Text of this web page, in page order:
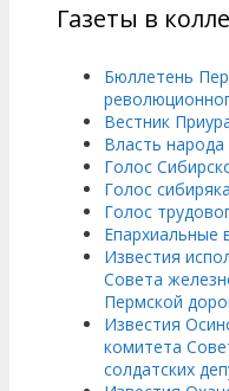
Газеты в
Бюллетень
Вестник
Власть народа
Голос
Голос сибиряка
Голос
Епархиальные
Известия
Совета
Пермской
Известия
комитета
солдатских